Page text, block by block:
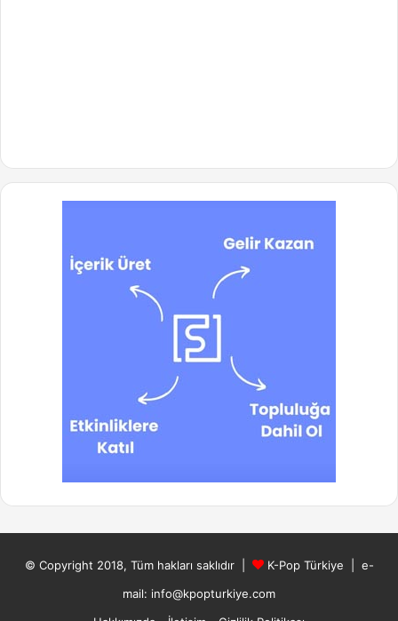
© Copyright 2018, Tüm hakları saklıdır | K-Pop Türkiye | e-
mail: info@kpopturkiye.com